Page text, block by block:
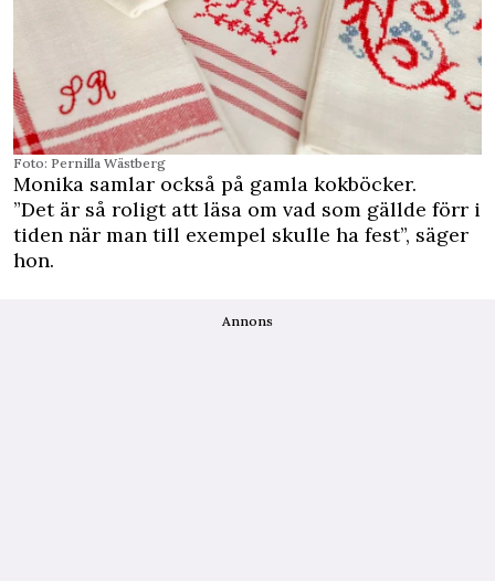
Foto: Pernilla Wästberg
Monika samlar också på gamla kokböcker.
”Det är så roligt att läsa om vad som gällde förr i
tiden när man till exempel skulle ha fest”, säger
hon.
Annons